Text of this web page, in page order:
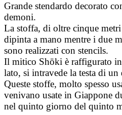
Grande stendardo decorato
demoni.
La stoffa, di oltre cinque
dipinta a mano mentre i due
sono realizzati con stencils.
Il mitico Shōki è raffigurato
lato, si intravede la testa di un
Queste stoffe, molto spesso
venivano usate in Giappone
nel quinto giorno del quinto